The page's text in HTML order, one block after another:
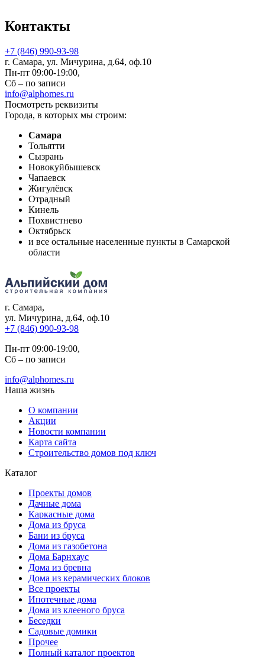
Контакты
+7 (846) 990-93-98
г. Самара, ул. Мичурина, д.64, оф.10
Пн-пт 09:00-19:00,
Сб – по записи
info@alphomes.ru
Посмотреть реквизиты
Города, в которых мы строим:
Самара
Тольятти
Сызрань
Новокуйбышевск
Чапаевск
Жигулёвск
Отрадный
Кинель
Похвистнево
Октябрьск
и все остальные населенные пункты в Самарской
области
г. Самара,
ул. Мичурина, д.64, оф.10
+7 (846) 990-93-98
Пн-пт 09:00-19:00,
Сб – по записи
info@alphomes.ru
Наша жизнь
О компании
Акции
Новости компании
Карта сайта
Строительство домов под ключ
Каталог
Проекты домов
Дачные дома
Каркасные дома
Дома из бруса
Бани из бруса
Дома из газобетона
Дома Барнхаус
Дома из бревна
Дома из керамических блоков
Все проекты
Ипотечные дома
Дома из клееного бруса
Беседки
Садовые домики
Прочее
Полный каталог проектов